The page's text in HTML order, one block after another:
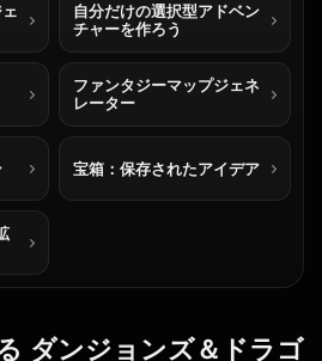
自分だけの選択型アドベン
チャーを作ろう
ファンタジーマップジェネ
レーター
宝箱：保存されたアイデア
ダンジョンズ＆ドラゴ